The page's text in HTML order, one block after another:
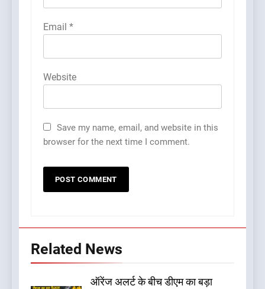
Email *
Website
Save my name, email, and website in this
browser for the next time I comment.
Related News
ऑरेंज अलर्ट के बीच डीएम का बड़ा